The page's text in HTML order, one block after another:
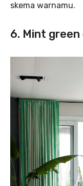
skema warnamu.
6. Mint